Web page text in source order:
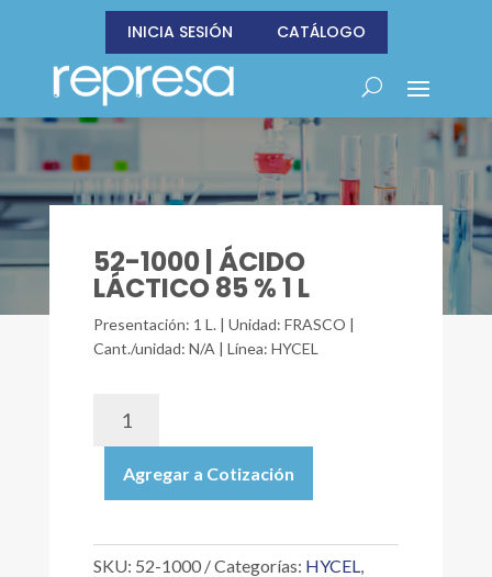
INICIA SESIÓN CATÁLOGO
52-1000 | ÁCIDO
LÁCTICO 85 % 1 L
Presentación: 1 L. | Unidad: FRASCO |
Cant./unidad: N/A | Línea: HYCEL
1000
ÁCIDO
LÁCTICO
%
Agregar a Cotización
SKU: 52-1000 Categorías: HYCEL,